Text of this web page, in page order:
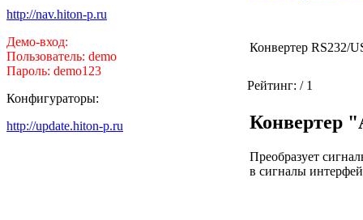
http://nav.hiton-p.ru
Демо-вход:
Пользователь: demo
Пароль: demo123
Конфигураторы:
http://update.hiton-p.ru
Конвертер RS232/
Рейтинг: / 1
Конвертер
Преобразует
в сигналы